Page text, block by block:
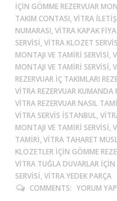
IÇIN GÖMME REZERVUAR
TAKIM CONTASI, VITRA
NUMARASI, VITRA KAPAK
SERVISI, VITRA KLOZET
MONTAJI VE TAMIRI SERVISI,
MONTAJI VE TAMIRI SERVISI,
REZERVUAR IÇ TAKIMLARI
VITRA REZERVUAR
VITRA REZERVUAR NASIL
VITRA SERVIS ISTANBUL,
MONTAJI VE TAMIRI SERVISI,
TAMIRI, VITRA TAHARET
KLOZETLER IÇIN GÖMME
VITRA TUĞLA DUVARLAR
SERVISI, VITRA YEDEK PARÇA
COMMENTS: YORUM